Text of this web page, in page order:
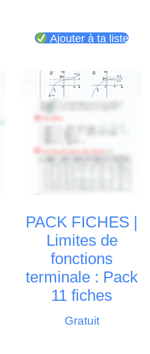
Ajouter à ta liste
PACK FICHES |
Limites de
fonctions
terminale : Pack
11 fiches
Gratuit